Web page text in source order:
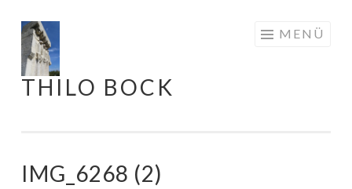
Springe
zum
Inhalt
THILO BOCK
MENÜ
IMG_6268 (2)